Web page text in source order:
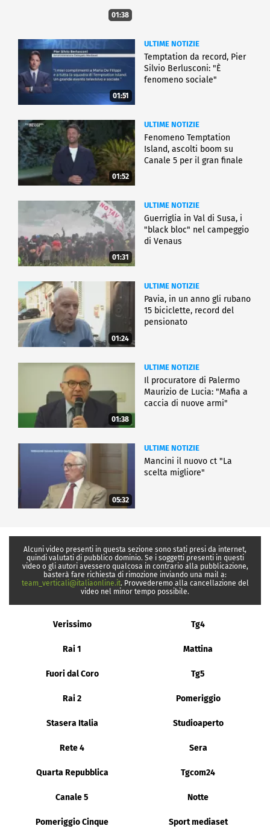
01:38
01:51
ULTIME NOTIZIE
Temptation da record, Pier
Silvio Berlusconi: "È
fenomeno sociale"
01:52
ULTIME NOTIZIE
Fenomeno Temptation
Island, ascolti boom su
Canale 5 per il gran finale
01:31
ULTIME NOTIZIE
Guerriglia in Val di Susa, i
"black bloc" nel campeggio
di Venaus
01:24
ULTIME NOTIZIE
Pavia, in un anno gli rubano
15 biciclette, record del
pensionato
01:38
ULTIME NOTIZIE
Il procuratore di Palermo
Maurizio de Lucia: "Mafia a
caccia di nuove armi"
05:32
ULTIME NOTIZIE
Mancini il nuovo ct "La
scelta migliore"
Alcuni video presenti in questa sezione sono stati presi da internet,
quindi valutati di pubblico dominio. Se i soggetti presenti in questi
video o gli autori avessero qualcosa in contrario alla pubblicazione,
basterà fare richiesta di rimozione inviando una mail a:
team_verticali@italiaonline.it. Provvederemo alla cancellazione del
video nel minor tempo possibile.
Verissimo Tg4
Rai 1 Mattina
Fuori dal Coro Tg5
Rai 2 Pomeriggio
Stasera Italia Studioaperto
Rete 4 Sera
Quarta Repubblica Tgcom24
Canale 5 Notte
Pomeriggio Cinque Sport mediaset